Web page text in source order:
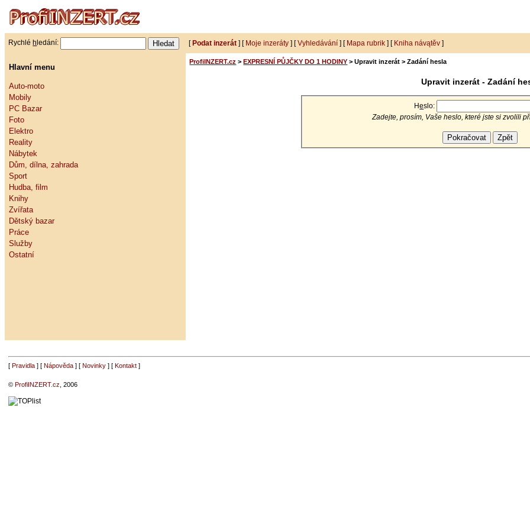
Rychlé h ledání: [Podat inzerát ] [ Moje inzeráty ] [Vyhledávání ] [ Mapa rubrik ] [ Kniha návątěv ]
Hlavní menu
Auto-moto
Mobily
PC Bazar
Foto
Elektro
Reality
Nábytek
Dům, dílna, zahrada
Sport
Hudba, film
Knihy
Zvířata
Dětský bazar
Práce
Služby
Ostatní
ProfiINZERT.cz > EXPRESNÍ PŮJČKY DO 1 HODINY > Upravit inzerát > Zadání hesla
Upravit inzerát - Zadání
Heslo:
Zadejte, prosím, Vaše heslo, které jste si zvolili
[ Pravidla] [ Nápověda] [ Novinky] [ Kontakt]
© ProfiINZERT.cz , 2006